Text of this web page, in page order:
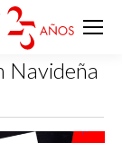
Navideña